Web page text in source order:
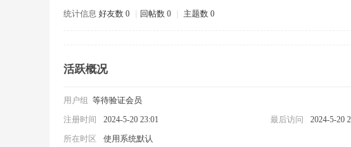
统计信息 好友数 0 回帖数 0 主题数 0
活跃概况
用户组 等待验证会员
注册时间
2024-5-20 23:01 最后访问 2024-5-20
所在时区
使用系统默认